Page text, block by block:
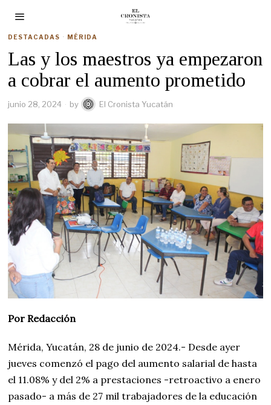
DESTACADAS · MÉRIDA
Las y los maestros ya empezaron
a cobrar el aumento prometido
junio 28, 2024 by El Cronista Yucatán
Por Redacción
Mérida, Yucatán, 28 de junio de 2024.- Desde ayer
jueves comenzó el pago del aumento salarial de hasta
el 11.08% y del 2% a prestaciones -retroactivo a enero
pasado- a más de 27 mil trabajadores de la educación